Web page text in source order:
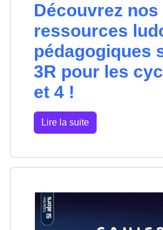
Découvrez nos
ressources
pédagogiques
3R pour les
et 4 !
Lire la suite